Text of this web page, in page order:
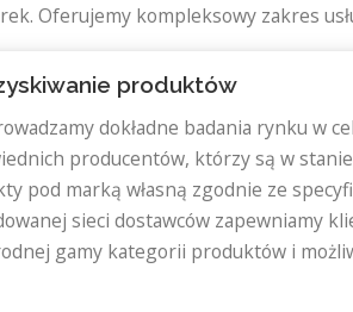
Oferujemy kompleksowy zakres
produktów
dokładne badania rynku w
producentów, którzy są w
pod marką własną zgodnie ze
sieci dostawców zapewniamy
gamy kategorii produktów i